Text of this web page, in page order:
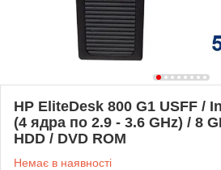
HP EliteDesk 800 G1 USFF /
(4 ядра по 2.9 - 3.6 GHz) / 8
HDD / DVD ROM
Немає в наявності